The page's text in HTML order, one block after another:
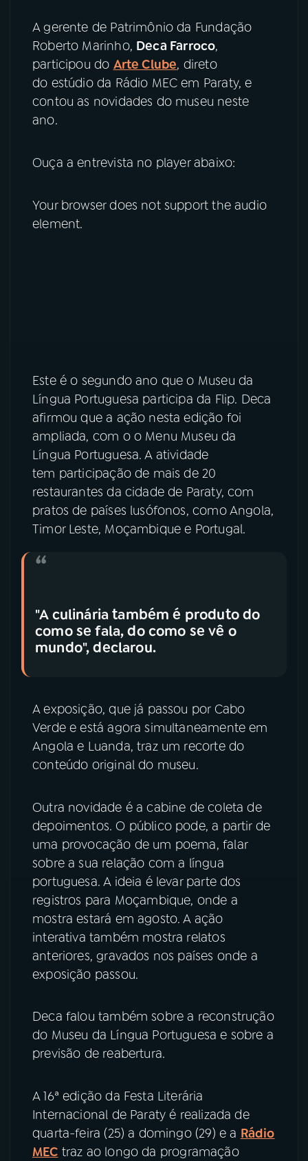
TikTok
A gerente de Patrimônio da Fundação
Roberto Marinho, Deca Farroco,
participou do Arte Clube, direto
do estúdio da Rádio MEC em Paraty, e
contou as novidades do museu neste
ano.
Ouça a entrevista no player abaixo:
Your browser does not support the audio
element.
Este é o segundo ano que o Museu da
Língua Portuguesa participa da Flip. Deca
afirmou que a ação nesta edição foi
ampliada, com o o Menu Museu da
Língua Portuguesa. A atividade
tem participação de mais de 20
restaurantes da cidade de Paraty, com
pratos de países lusófonos, como Angola,
Timor Leste, Moçambique e Portugal.
"A culinária também é produto do
como se fala, do como se vê o
mundo", declarou.
A exposição, que já passou por Cabo
Verde e está agora simultaneamente em
Angola e Luanda, traz um recorte do
conteúdo original do museu.
Outra novidade é a cabine de coleta de
depoimentos. O público pode, a partir de
uma provocação de um poema, falar
sobre a sua relação com a língua
portuguesa. A ideia é levar parte dos
registros para Moçambique, onde a
mostra estará em agosto. A ação
interativa também mostra relatos
anteriores, gravados nos países onde a
exposição passou.
Deca falou também sobre a reconstrução
do Museu da Língua Portuguesa e sobre a
previsão de reabertura.
A 16ª edição da Festa Literária
Internacional de Paraty é realizada de
quarta-feira (25) a domingo (29) e a Rádio
MEC traz ao longo da programação